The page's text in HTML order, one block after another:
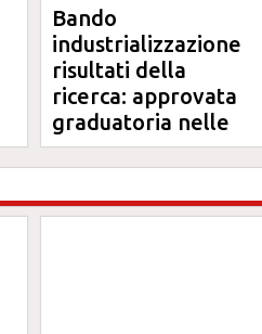
Bando
industrializzazione
risultati della
ricerca: approvata
graduatoria nelle
Marche